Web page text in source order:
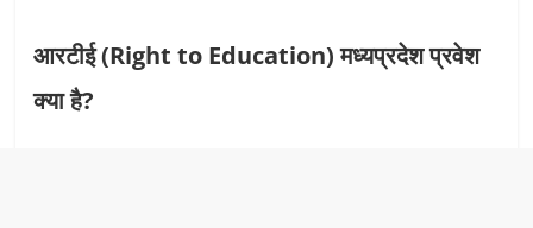
आरटीई (Right to Education) मध्यप्रदेश प्रवेश
क्या है?